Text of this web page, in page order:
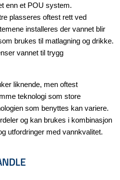
enn et POU system.
plasseres oftest rett ved
installeres der vannet blir
brukes til matlagning og drikke.
vannet til trygg
liknende, men oftest
teknologi som store
som benyttes kan variere.
og kan brukes i kombinasjon
utfordringer med vannkvalitet.